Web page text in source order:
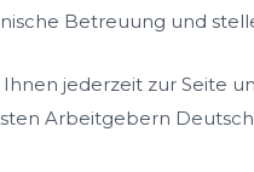
Betreuung und
jederzeit zur Seite
Arbeitgebern